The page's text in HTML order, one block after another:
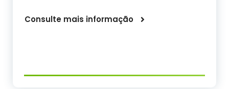
Consulte mais informação